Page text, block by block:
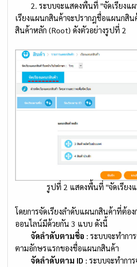
2. ระบบจะแสดงพื้นที่ "จัดเรียงแผ
เรียงแผนกสินค้าจะปรากฎชื่อแผนกสิ
สินค้าหลัก (Root) ดังตัวอย่างรูปที่ 2
รูปที่ 2 แสดงพื้นที่ "จัดเรียง
โดยการจัดเรียงลำดับแผนกสินค้าที่ต้อง
ออนไลน์มีด้วยกัน 3 แบบ ดังนี้
จัดลำดับตามชื่อ : ระบบจะทำกา
ตามอักษรแรกของชื่อแผนกสินค้า
จัดลำดับตาม ID : ระบบจะทำกา